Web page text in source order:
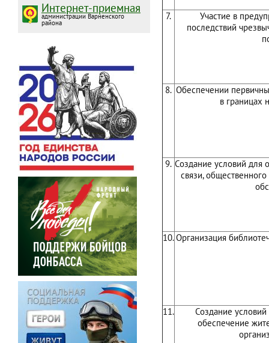
7.
Участие в
последствий
8. Обеспечении
в границах
9. Создание условий для
связи,
10.Организация
11.
Создание
обеспечение
Интернет-приемная
администрации Варненского
района